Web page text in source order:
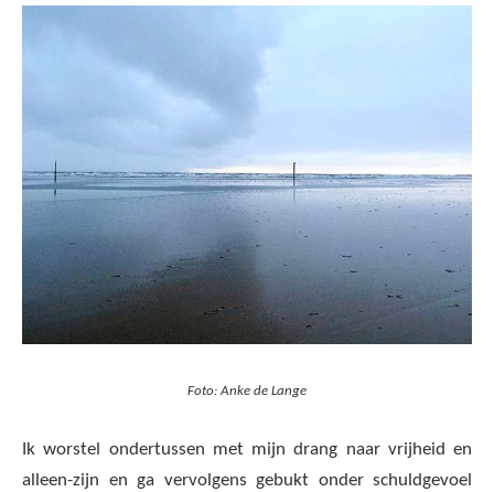
Foto: Anke de Lange
Ik worstel ondertussen met mijn drang naar vrijheid en
alleen-zijn en ga vervolgens gebukt onder schuldgevoel